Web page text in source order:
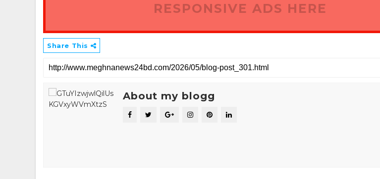
RESPONSIVE ADS HERE
Share This
About my blogg